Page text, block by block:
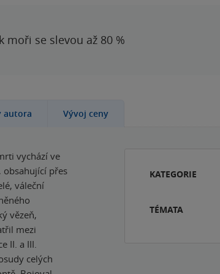
moři se slevou až 80 %
autora Vývoj ceny
vychází ve
obsahující přes
váleční
vězeň,
mezi
II. a III.
celých
KATEGORIE
TÉMATA